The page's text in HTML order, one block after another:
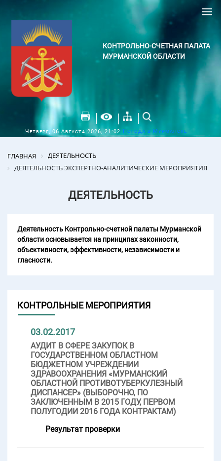
КОНТРОЛЬНО-СЧЕТНАЯ ПАЛАТА
МУРМАНСКОЙ ОБЛАСТИ
Четверг, 06 Августа 2026, 21:02 Погода в Мурманске
ГЛАВНАЯ
ДЕЯТЕЛЬНОСТЬ
ДЕЯТЕЛЬНОСТЬ ЭКСПЕРТНО-АНАЛИТИЧЕСКИЕ МЕРОПРИЯТИЯ
ДЕЯТЕЛЬНОСТЬ
Деятельность Контрольно-счетной палаты Мурманской
области основывается на принципах законности,
объективности, эффективности, независимости и
гласности.
КОНТРОЛЬНЫЕ МЕРОПРИЯТИЯ
03.02.2017
АУДИТ В СФЕРЕ ЗАКУПОК В
ГОСУДАРСТВЕННОМ ОБЛАСТНОМ
БЮДЖЕТНОМ УЧРЕЖДЕНИИ
ЗДРАВООХРАНЕНИЯ «МУРМАНСКИЙ
ОБЛАСТНОЙ ПРОТИВОТУБЕРКУЛЕЗНЫЙ
ДИСПАНСЕР» (ВЫБОРОЧНО, ПО
ЗАКЛЮЧЕННЫМ В 2015 ГОДУ, ПЕРВОМ
ПОЛУГОДИИ 2016 ГОДА КОНТРАКТАМ)
Результат проверки